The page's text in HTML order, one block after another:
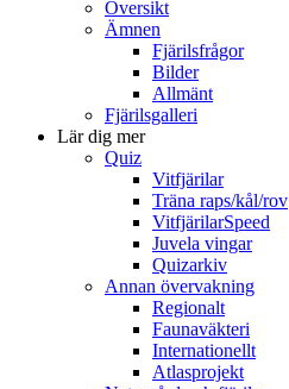
Översikt
Ämnen
Fjärilsfrågor
Bilder
Allmänt
Fjärilsgalleri
Lär dig mer
Quiz
Vitfjärilar
Träna raps/kål/rov
VitfjärilarSpeed
Juvela vingar
Quizarkiv
Annan övervakning
Regionalt
Faunaväkteri
Internationellt
Atlasprojekt